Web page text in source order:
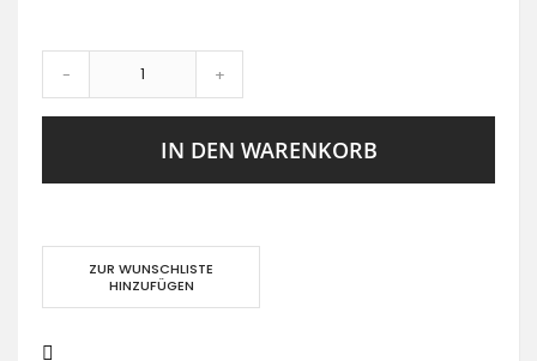
- +
IN DEN WARENKORB
ZUR WUNSCHLISTE
HINZUFÜGEN